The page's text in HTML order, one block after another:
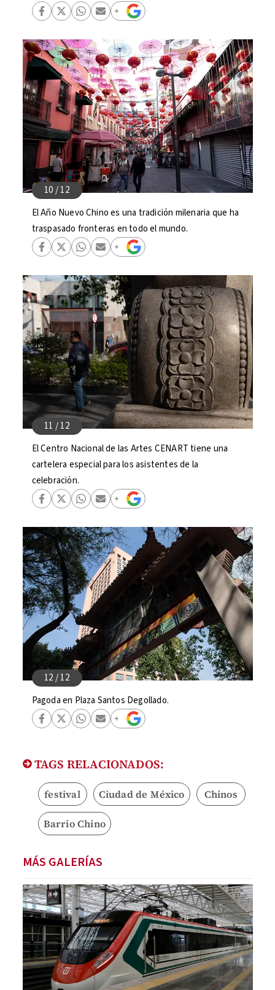
El Año Nuevo Chino es una tradición milenaria que ha
traspasado fronteras en todo el mundo.
El Centro Nacional de las Artes CENART tiene una
cartelera especial para los asistentes de la
celebración.
Pagoda en Plaza Santos Degollado.
TAGS RELACIONADOS:
festival Ciudad de México Chinos
Barrio Chino
MÁS GALERÍAS